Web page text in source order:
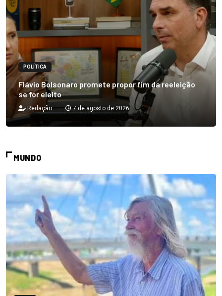
POLÍTICA
Flávio Bolsonaro promete propor fim da reeleição
se for eleito
Redação 7 de agosto de 2026
MUNDO